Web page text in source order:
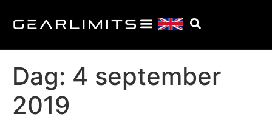
Dag: 4 september
2019